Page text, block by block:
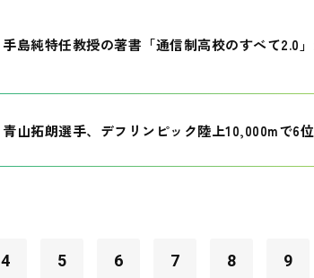
手島純特任教授の著書「通信制高校のすべて2.0
青山拓朗選手、デフリンピック陸上10,000mで6位
4 5 6 7 8 9